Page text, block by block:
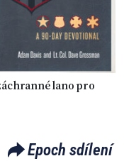
lano pro
Epoch sdílení